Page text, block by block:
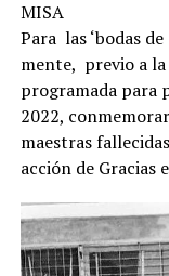
MISA
Para las ‘bodas
mente, previo a
programada para
2022,
maestras
acción de Gracias